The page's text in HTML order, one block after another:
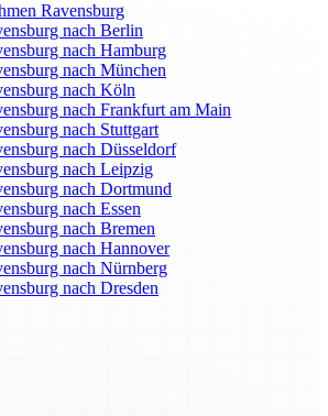
Ravensburg
nach Berlin
nach Hamburg
nach München
nach Köln
nach Frankfurt am Main
nach Stuttgart
nach Düsseldorf
nach Leipzig
nach Dortmund
nach Essen
nach Bremen
nach Hannover
nach Nürnberg
nach Dresden